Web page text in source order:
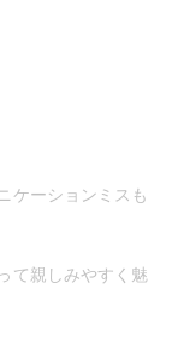
ケーションミスも
て親しみやすく魅